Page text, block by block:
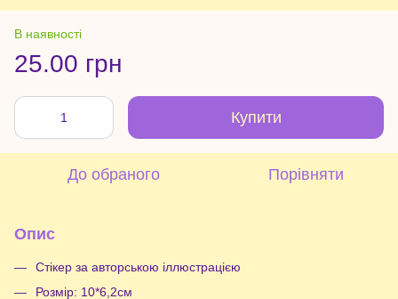
В наявності
25.00 грн
Купити
До обраного Порівняти
Опис
Стікер за авторською іллюстрацією
Розмір: 10*6,2см